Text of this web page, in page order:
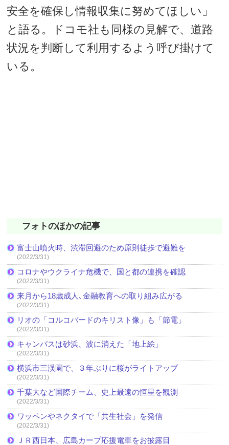
安全を確保し情報収集に努めてほしい」
と語る。ドコモ社も同様の見解で、道路
状況を判断して利用するよう呼び掛けて
いる。
フォトのほかの記事
富士山噴火時、渋滞回避のため原則徒歩で避難を
(2022/3/31)
コロナやウクライナ危機で、国と都の連携を確認
(2022/3/31)
来月から18歳成人､金融教育への取り組み広がる
(2022/3/31)
リオの「コルコバードのキリスト像」も「節電」
(2022/3/31)
キャンバスは砂浜、波に消えた「地上絵」
(2022/3/31)
横浜市三渓園で、３年ぶりに桜がライトアップ
(2022/3/31)
千葉大など国際チーム、史上最遠の恒星を観測
(2022/3/31)
ワッペンやネクタイで「共生社会」を発信
(2022/3/31)
ＪＲ西日本、広島カープ応援電車をお披露目